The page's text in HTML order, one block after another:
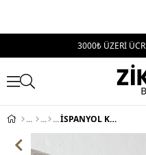
3000₺ ÜZERİ
İSPANYOL KOL LEOPAR DESEN KAZAK GRİ